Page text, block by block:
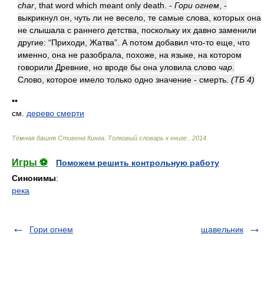
char , that word which meant only death. - Гори огнем , -
выкрикнул он, чуть ли не весело, те самые слова, которых она
не слышала с раннего детства, поскольку их давно заменили
другие: “Приходи, Жатва”. А потом добавил что-то еще, что
именно, она не разобрала, похоже, на языке, на котором
говорили Древние, но вроде бы она уловила слово чар
Слово, которое имело только одно значение - смерть. (ТБ 4)
••
см. дерево смерти
Тёмная башня Стивена Кинга. Толковый словарь к книге. 2014
Игры ⚽
Поможем решить контрольную работу
Синонимы:
река
Гори огнем щавельник